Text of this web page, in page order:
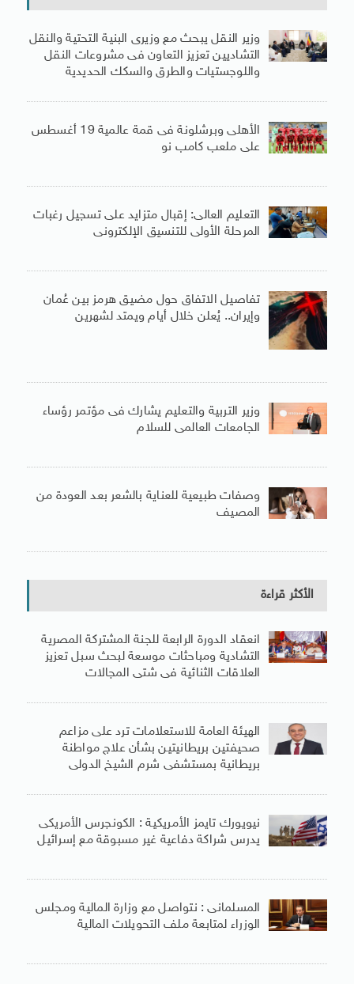
وزير النقل يبحث مع وزيرى البنية التحتية والنقل
التشاديين تعزيز التعاون فى مشروعات النقل
واللوجستيات والطرق والسكك الحديدية
الأهلى وبرشلونة فى قمة عالمية 19 أغسطس
على ملعب كامب نو
التعليم العالى: إقبال متزايد على تسجيل رغبات
المرحلة الأولى للتنسيق الإلكترونى
تفاصيل الاتفاق حول مضيق هرمز بين عُمان
وإيران.. يُعلن خلال أيام ويمتد لشهرين
وزير التربية والتعليم يشارك فى مؤتمر رؤساء
الجامعات العالمى للسلام
وصفات طبيعية للعناية بالشعر بعد العودة من
المصيف
الأكثر قراءة
انعقاد الدورة الرابعة للجنة المشتركة المصرية
التشادية ومباحثات موسعة لبحث سبل تعزيز
العلاقات الثنائية فى شتى المجالات
الهيئة العامة للاستعلامات ترد على مزاعم
صحيفتين بريطانيتين بشأن علاج مواطنة
بريطانية بمستشفى شرم الشيخ الدولى
نيويورك تايمز الأمريكية : الكونجرس الأمريكى
يدرس شراكة دفاعية غير مسبوقة مع إسرائيل
المسلمانى : نتواصل مع وزارة المالية ومجلس
الوزراء لمتابعة ملف التحويلات المالية